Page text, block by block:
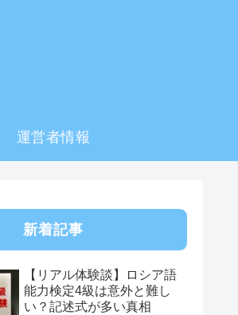
運営者情報
新着記事
【リアル体験談】ロシア語
能力検定4級は意外と難し
い？記述式が多い真相